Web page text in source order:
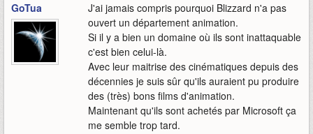
GoTua
J'ai jamais compris pourquoi Blizzard n'a pas
ouvert un département animation.
Si il y a bien un domaine où ils sont inattaquable
c'est bien celui-là.
Avec leur maitrise des cinématiques depuis des
décennies je suis sûr qu'ils auraient pu produire
des (très) bons films d'animation.
Maintenant qu'ils sont achetés par Microsoft ça
me semble trop tard.